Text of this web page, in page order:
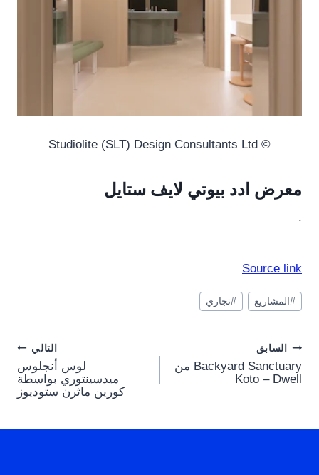
© Studiolite (SLT) Design Consultants Ltd
معرض ادد بيوتي لايف ستايل
.
Source link
وسوم
المقال:
# المشاريع #تجاري
Post
navigation
السابق
Backyard Sanctuary من
Koto – Dwell
التالي
لوس أنجلوس
ميدسينتوري بواسطة
كورين ماثرن ستوديوز